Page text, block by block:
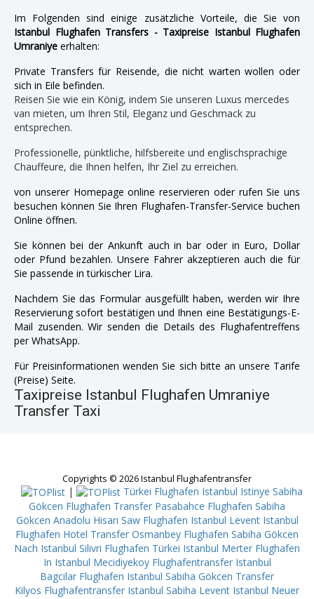
Im Folgenden sind einige zusätzliche Vorteile, die Sie von
Istanbul Flughafen Transfers - Taxipreise Istanbul Flughafen
Umraniye erhalten:
Private Transfers für Reisende, die nicht warten wollen oder
sich in Eile befinden.
Reisen Sie wie ein König, indem Sie unseren Luxus mercedes
van mieten, um Ihren Stil, Eleganz und Geschmack zu
entsprechen.
Professionelle, pünktliche, hilfsbereite und englischsprachige
Chauffeure, die Ihnen helfen, Ihr Ziel zu erreichen.
von unserer Homepage online reservieren oder rufen Sie uns
besuchen können Sie Ihren Flughafen-Transfer-Service buchen
Online öffnen.
Sie können bei der Ankunft auch in bar oder in Euro, Dollar
oder Pfund bezahlen. Unsere Fahrer akzeptieren auch die für
Sie passende in türkischer Lira.
Nachdem Sie das Formular ausgefüllt haben, werden wir Ihre
Reservierung sofort bestätigen und Ihnen eine Bestätigungs-E-
Mail zusenden. Wir senden die Details des Flughafentreffens
per WhatsApp.
Für Preisinformationen wenden Sie sich bitte an unsere Tarife
(Preise) Seite.
Taxipreise Istanbul Flughafen Umraniye
Transfer Taxi
Copyrights © 2026 Istanbul Flughafentransfer
| Türkei Flughafen Istanbul Istinye Sabiha
Gökcen Flughafen Transfer Pasabahce Flughafen Sabiha
Gökcen Anadolu Hisarı Saw Flughafen Istanbul Levent Istanbul
Flughafen Hotel Transfer Osmanbey Flughafen Sabiha Gökcen
Nach Istanbul Silivri Flughafen Türkei Istanbul Merter Flughafen
In Istanbul Mecidiyekoy Flughafentransfer Istanbul
Bagcilar Flughafen Istanbul Sabiha Gökcen Transfer
Kilyos Flughafentransfer Istanbul Sabiha Levent Istanbul Neuer